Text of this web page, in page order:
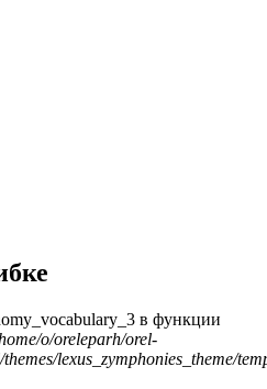
в функции
o/oreleparh/orel-
lexus_zymphonies_theme/